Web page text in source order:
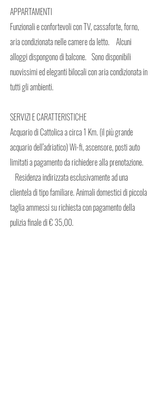
APPARTAMENTI
Funzionali e confortevoli con TV, cassaforte, forno,
aria condizionata nelle camere da letto. Alcuni
alloggi dispongono di balcone. Sono disponibili
nuovissimi ed eleganti bilocali con aria condizionata in
tutti gli ambienti.
SERVIZI E CARATTERISTICHE
Acquario di Cattolica a circa 1 Km. (il più grande
acquario dell’adriatico) Wi-fi, ascensore, posti auto
limitati a pagamento da richiedere alla prenotazione.
Residenza indirizzata esclusivamente ad una
clientela di tipo familiare. Animali domestici di piccola
taglia ammessi su richiesta con pagamento della
pulizia finale di € 35,00.